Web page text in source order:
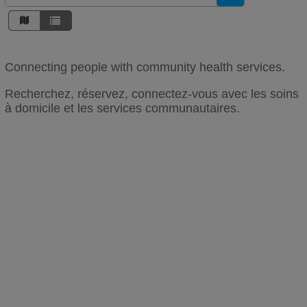
Connecting people with community health services.
Recherchez, réservez, connectez-vous avec les soins
à domicile et les services communautaires.